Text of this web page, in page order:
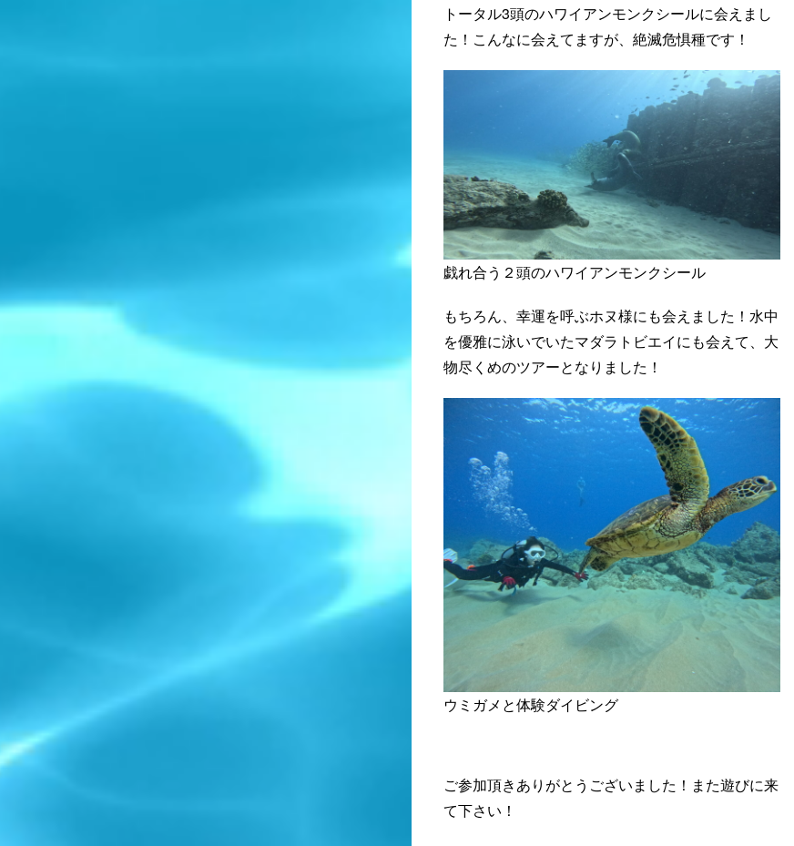
トータル3頭のハワイアンモンクシールに会えまし
た！こんなに会えてますが、絶滅危惧種です！
戯れ合う２頭のハワイアンモンクシール
もちろん、幸運を呼ぶホヌ様にも会えました！水中
を優雅に泳いでいたマダラトビエイにも会えて、大
物尽くめのツアーとなりました！
ウミガメと体験ダイビング
ご参加頂きありがとうございました！また遊びに来
て下さい！